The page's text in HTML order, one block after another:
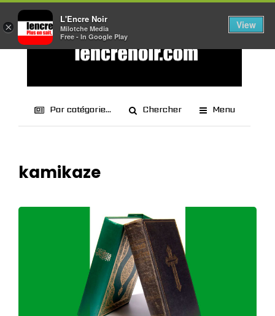
Par catégorie... Chercher Menu
kamikaze
×
L'Encre Noir
Milotche Media
Free - In Google Play
View